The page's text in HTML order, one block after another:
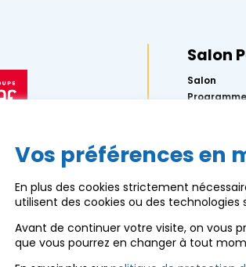
Salon
Salon
Programme
Ressources
Vos préférences en
En plus des cookies strictement
utilisent des cookies ou des
Avant de continuer votre visite, on vous
que vous pourrez en changer à tout